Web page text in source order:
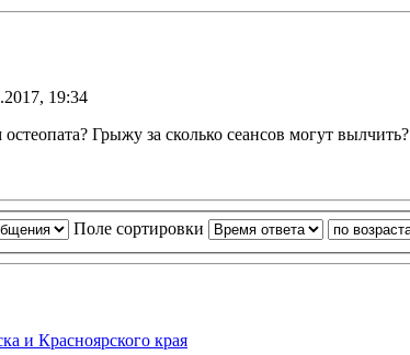
19:34
Грыжу за сколько сеансов могут вылчить?
Поле сортировки
и Красноярского края